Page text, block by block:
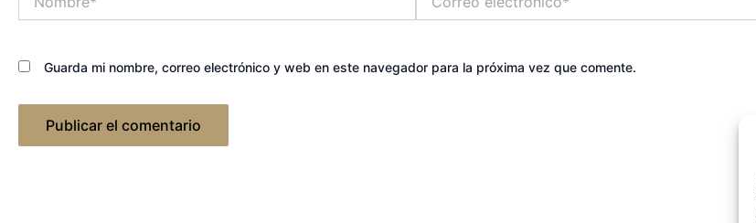
electrónico*
Guarda mi nombre, correo electrónico y web en este navegador para la próxima vez que comente.